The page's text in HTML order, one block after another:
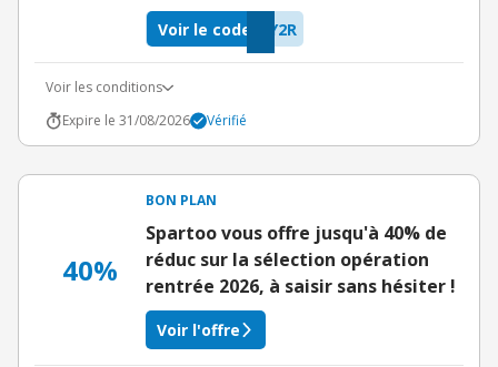
Y2R
Voir le code
Voir les conditions
Expire le 31/08/2026
Vérifié
40%
BON PLAN
Spartoo vous offre jusqu'à 40% de
réduc sur la sélection opération
rentrée 2026, à saisir sans hésiter !
Voir l'offre